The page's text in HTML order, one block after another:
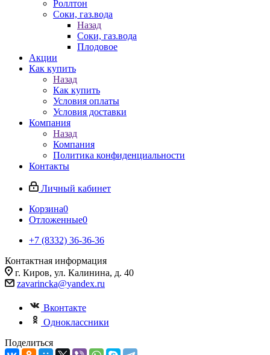
Роллтон
Соки, газ.вода
Назад
Соки, газ.вода
Плодовое
Акции
Как купить
Назад
Как купить
Условия оплаты
Условия доставки
Компания
Назад
Компания
Политика конфиденциальности
Контакты
Личный кабинет
Корзина0
Отложенные0
+7 (8332) 36-36-36
Контактная информация
г. Киров, ул. Калинина, д. 40
zavarincka@yandex.ru
Вконтакте
Одноклассники
Поделиться